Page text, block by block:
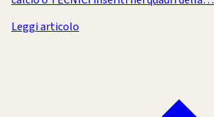
Leggi articolo